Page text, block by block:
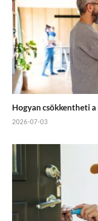
Hogyan csökkentheti
2026-07-03